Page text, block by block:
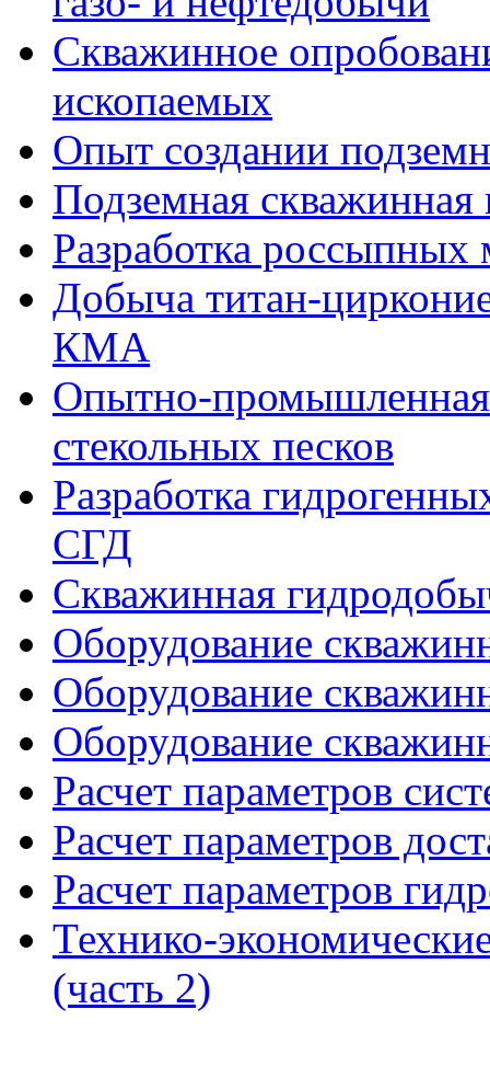
Скважинное
ископаемых
Опыт создании
Подземная скважинная
Разработка
Добыча титан-
КМА
Опытно-
стекольных песков
Разработка
СГД
Скважинная
Оборудование
Оборудование
Оборудование
Расчет параметров
Расчет параметров
Расчет параметров
Технико-
(часть 2)